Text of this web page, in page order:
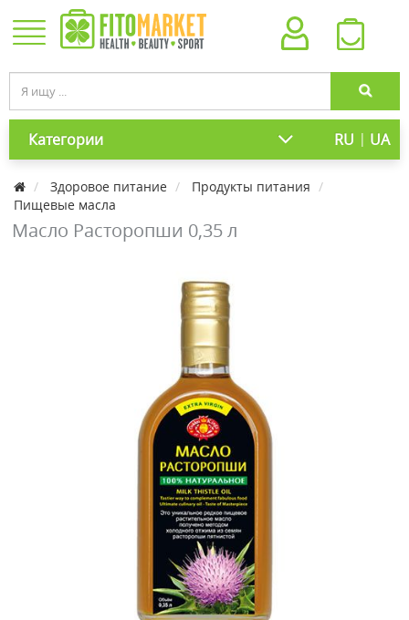
Категории RU | UA
Здоровое питание
Продукты питания
Пищевые масла
Масло Расторопши 0,35 л